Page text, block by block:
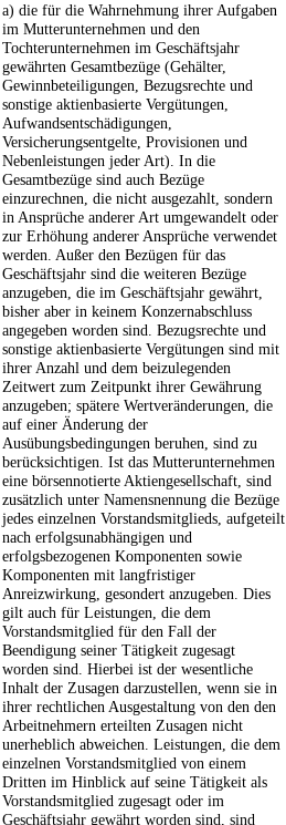
a) die für die Wahrnehmung ihrer Aufgaben
im Mutterunternehmen und den
Tochterunternehmen im Geschäftsjahr
gewährten Gesamtbezüge (Gehälter,
Gewinnbeteiligungen, Bezugsrechte und
sonstige aktienbasierte Vergütungen,
Aufwandsentschädigungen,
Versicherungsentgelte, Provisionen und
Nebenleistungen jeder Art). In die
Gesamtbezüge sind auch Bezüge
einzurechnen, die nicht ausgezahlt, sondern
in Ansprüche anderer Art umgewandelt oder
zur Erhöhung anderer Ansprüche verwendet
werden. Außer den Bezügen für das
Geschäftsjahr sind die weiteren Bezüge
anzugeben, die im Geschäftsjahr gewährt,
bisher aber in keinem Konzernabschluss
angegeben worden sind. Bezugsrechte und
sonstige aktienbasierte Vergütungen sind mit
ihrer Anzahl und dem beizulegenden
Zeitwert zum Zeitpunkt ihrer Gewährung
anzugeben; spätere Wertveränderungen, die
auf einer Änderung der
Ausübungsbedingungen beruhen, sind zu
berücksichtigen. Ist das Mutterunternehmen
eine börsennotierte Aktiengesellschaft, sind
zusätzlich unter Namensnennung die Bezüge
jedes einzelnen Vorstandsmitglieds, aufgeteilt
nach erfolgsunabhängigen und
erfolgsbezogenen Komponenten sowie
Komponenten mit langfristiger
Anreizwirkung, gesondert anzugeben. Dies
gilt auch für Leistungen, die dem
Vorstandsmitglied für den Fall der
Beendigung seiner Tätigkeit zugesagt
worden sind. Hierbei ist der wesentliche
Inhalt der Zusagen darzustellen, wenn sie in
ihrer rechtlichen Ausgestaltung von den den
Arbeitnehmern erteilten Zusagen nicht
unerheblich abweichen. Leistungen, die dem
einzelnen Vorstandsmitglied von einem
Dritten im Hinblick auf seine Tätigkeit als
Vorstandsmitglied zugesagt oder im
Geschäftsjahr gewährt worden sind, sind